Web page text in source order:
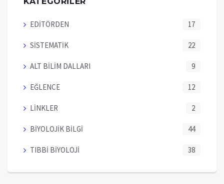
EDİTÖRDEN 17
SİSTEMATİK 22
ALT BİLİM DALLARI 9
EĞLENCE 12
LİNKLER 2
BİYOLOJİK BİLGİ 44
TIBBİ BİYOLOJİ 38